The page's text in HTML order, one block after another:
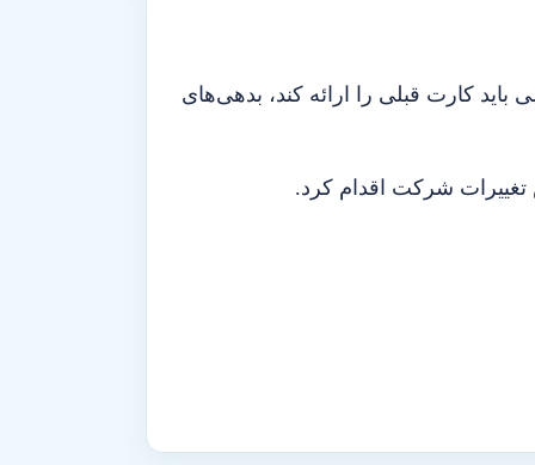
کارت قبلی را ارائه کند، بدهی‌های
شرکت اقدام کرد.